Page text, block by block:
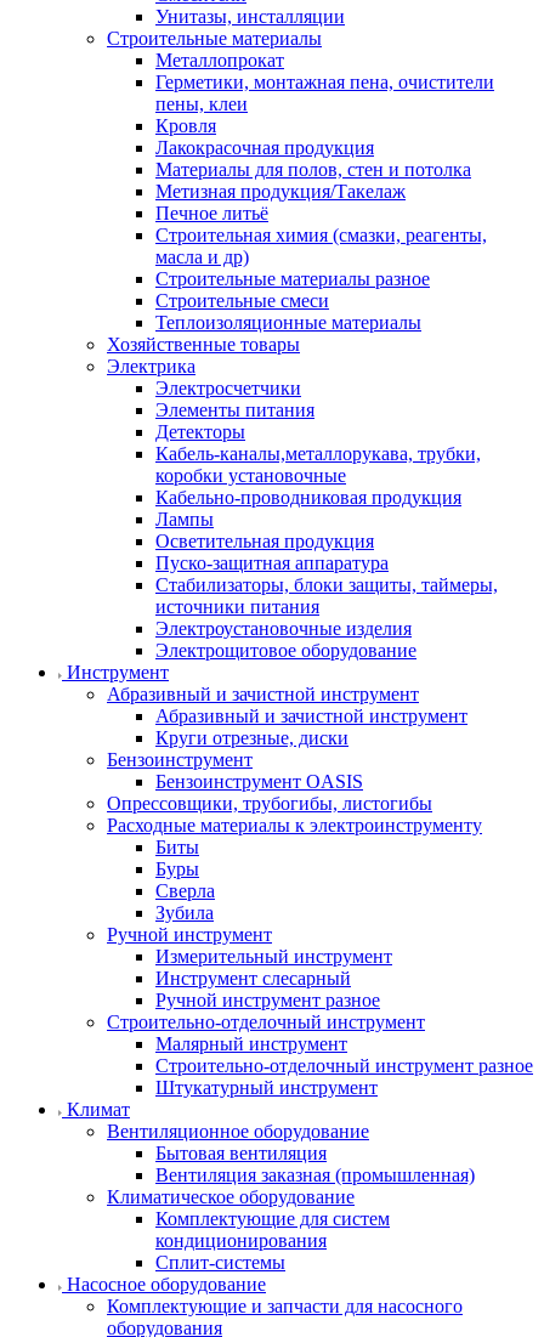
Унитазы, инсталляции
Строительные материалы
Металлопрокат
Герметики, монтажная пена, очистители
пены, клеи
Кровля
Лакокрасочная продукция
Материалы для полов, стен и потолка
Метизная продукция/Такелаж
Печное литьё
Строительная химия (смазки, реагенты,
масла и др)
Строительные материалы разное
Строительные смеси
Теплоизоляционные материалы
Хозяйственные товары
Электрика
Электросчетчики
Элементы питания
Детекторы
Кабель-каналы,металлорукава, трубки,
коробки установочные
Кабельно-проводниковая продукция
Лампы
Осветительная продукция
Пуско-защитная аппаратура
Стабилизаторы, блоки защиты, таймеры,
источники питания
Электроустановочные изделия
Электрощитовое оборудование
Инструмент
Абразивный и зачистной инструмент
Абразивный и зачистной инструмент
Круги отрезные, диски
Бензоинструмент
Бензоинструмент OASIS
Опрессовщики, трубогибы, листогибы
Расходные материалы к электроинструменту
Биты
Буры
Сверла
Зубила
Ручной инструмент
Измерительный инструмент
Инструмент слесарный
Ручной инструмент разное
Строительно-отделочный инструмент
Малярный инструмент
Строительно-отделочный инструмент разное
Штукатурный инструмент
Климат
Вентиляционное оборудование
Бытовая вентиляция
Вентиляция заказная (промышленная)
Климатическое оборудование
Комплектующие для систем
кондиционирования
Сплит-системы
Насосное оборудование
Комплектующие и запчасти для насосного
оборудования